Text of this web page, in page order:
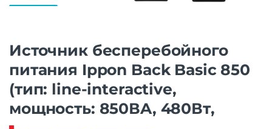
Источник бесперебойного
питания Ippon Back Basic 850
(тип: line-interactive,
мощность: 850ВA, 480Вт,